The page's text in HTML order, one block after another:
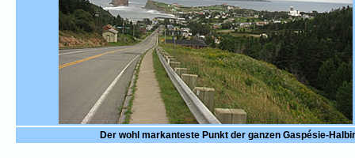
Der wohl markanteste Punkt der ganzen Gaspésie-